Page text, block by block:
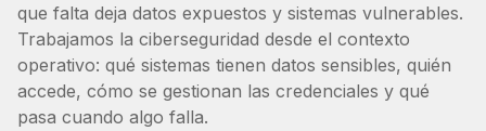
que falta deja datos expuestos y sistemas vulnerables.
Trabajamos la ciberseguridad desde el contexto
operativo: qué sistemas tienen datos sensibles, quién
accede, cómo se gestionan las credenciales y qué
pasa cuando algo falla.